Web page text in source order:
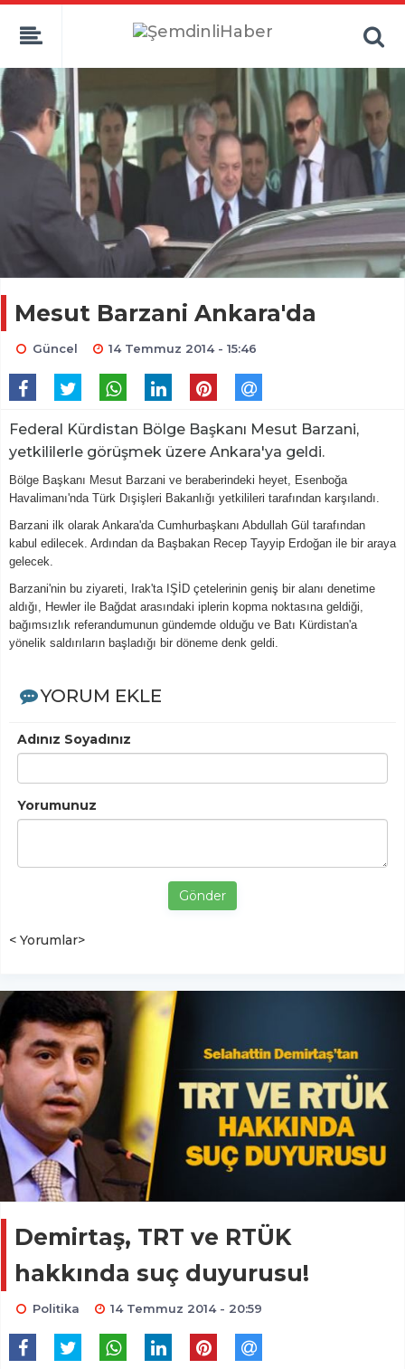
Mesut Barzani Ankara'da
Güncel 14 Temmuz 2014 - 15:46
Federal Kürdistan Bölge Başkanı Mesut Barzani,
yetkililerle görüşmek üzere Ankara'ya geldi.
Bölge Başkanı Mesut Barzani ve beraberindeki heyet, Esenboğa
Havalimanı'nda Türk Dışişleri Bakanlığı yetkilileri tarafından karşılandı.
Barzani ilk olarak Ankara'da Cumhurbaşkanı Abdullah Gül tarafından
kabul edilecek. Ardından da Başbakan Recep Tayyip Erdoğan ile bir araya
gelecek.
Barzani'nin bu ziyareti, Irak'ta IŞİD çetelerinin geniş bir alanı denetime
aldığı, Hewler ile Bağdat arasındaki iplerin kopma noktasına geldiği,
bağımsızlık referandumunun gündemde olduğu ve Batı Kürdistan'a
yönelik saldırıların başladığı bir döneme denk geldi.
YORUM EKLE
Adınız Soyadınız
Yorumunuz
Gönder
< Yorumlar>
Demirtaş, TRT ve RTÜK
hakkında suç duyurusu!
Politika 14 Temmuz 2014 - 20:59